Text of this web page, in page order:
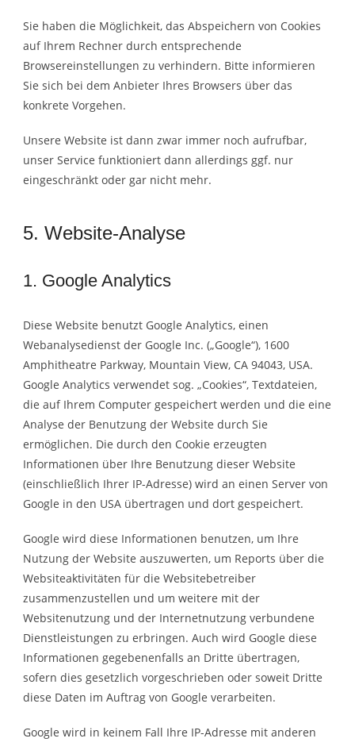
Sie haben die Möglichkeit, das Abspeichern von Cookies
auf Ihrem Rechner durch entsprechende
Browsereinstellungen zu verhindern. Bitte informieren
Sie sich bei dem Anbieter Ihres Browsers über das
konkrete Vorgehen.
Unsere Website ist dann zwar immer noch aufrufbar,
unser Service funktioniert dann allerdings ggf. nur
eingeschränkt oder gar nicht mehr.
5. Website-Analyse
1. Google Analytics
Diese Website benutzt Google Analytics, einen
Webanalysedienst der Google Inc. („Google“), 1600
Amphitheatre Parkway, Mountain View, CA 94043, USA.
Google Analytics verwendet sog. „Cookies“, Textdateien,
die auf Ihrem Computer gespeichert werden und die eine
Analyse der Benutzung der Website durch Sie
ermöglichen. Die durch den Cookie erzeugten
Informationen über Ihre Benutzung dieser Website
(einschließlich Ihrer IP-Adresse) wird an einen Server von
Google in den USA übertragen und dort gespeichert.
Google wird diese Informationen benutzen, um Ihre
Nutzung der Website auszuwerten, um Reports über die
Websiteaktivitäten für die Websitebetreiber
zusammenzustellen und um weitere mit der
Websitenutzung und der Internetnutzung verbundene
Dienstleistungen zu erbringen. Auch wird Google diese
Informationen gegebenenfalls an Dritte übertragen,
sofern dies gesetzlich vorgeschrieben oder soweit Dritte
diese Daten im Auftrag von Google verarbeiten.
Google wird in keinem Fall Ihre IP-Adresse mit anderen